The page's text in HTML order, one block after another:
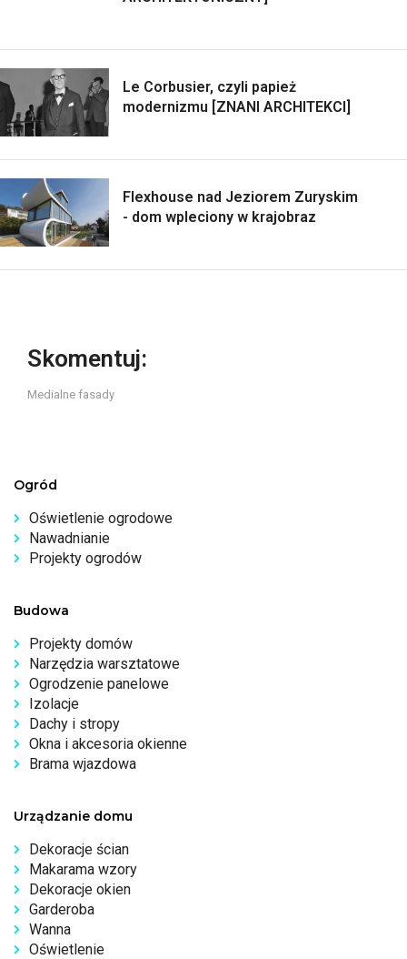
Le Corbusier, czyli papież
modernizmu [ZNANI ARCHITEKCI]
Flexhouse nad Jeziorem Zuryskim
- dom wpleciony w krajobraz
Skomentuj:
Medialne fasady
Ogród
Oświetlenie ogrodowe
Nawadnianie
Projekty ogrodów
Budowa
Projekty domów
Narzędzia warsztatowe
Ogrodzenie panelowe
Izolacje
Dachy i stropy
Okna i akcesoria okienne
Brama wjazdowa
Urządzanie domu
Dekoracje ścian
Makarama wzory
Dekoracje okien
Garderoba
Wanna
Oświetlenie